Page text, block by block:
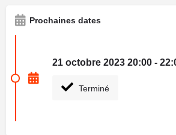
Prochaines dates
21 octobre 2023 20:00 -
Terminé